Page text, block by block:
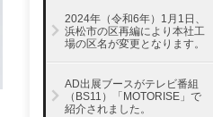
2024年（令和6年）1月1日、
浜松市の区再編により本社工
場の区名が変更となります。
AD出展ブースがテレビ番組
（BS11）「MOTORISE」で
紹介されました。